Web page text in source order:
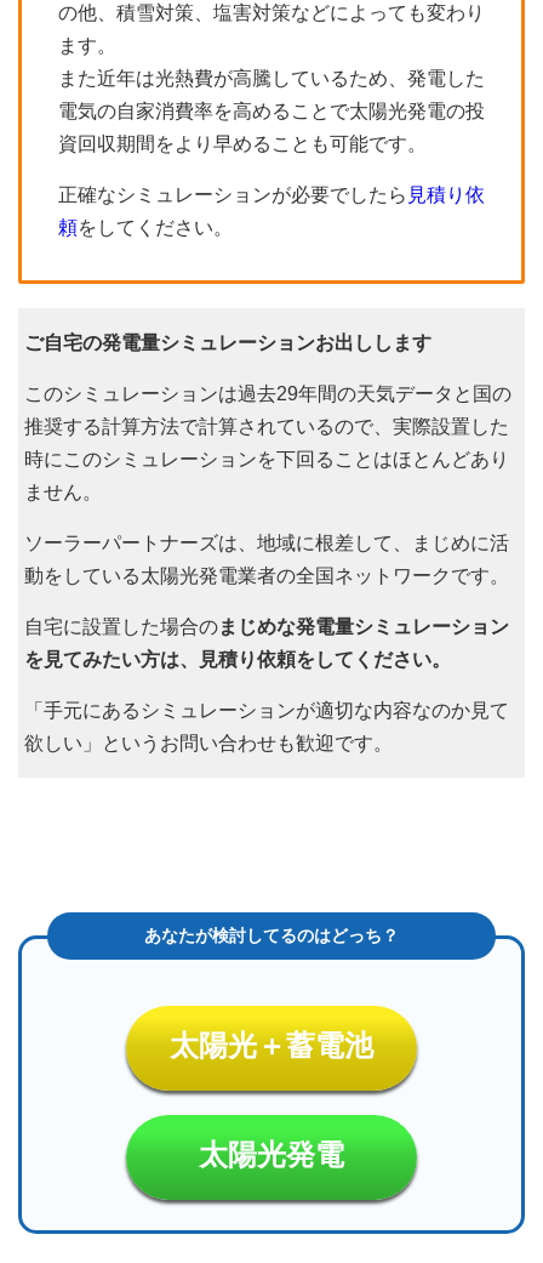
の他、積雪対策、塩害対策などによっても変わり
ます。
また近年は光熱費が高騰しているため、発電した
電気の自家消費率を高めることで太陽光発電の投
資回収期間をより早めることも可能です。
正確なシミュレーションが必要でしたら 見積り依
頼をしてください。
ご自宅の発電量シミュレーションお出しします
このシミュレーションは過去29年間の天気データと国の
推奨する計算方法で計算されているので、実際設置した
時にこのシミュレーションを下回ることはほとんどあり
ません。
ソーラーパートナーズは、地域に根差して、まじめに活
動をしている太陽光発電業者の全国ネットワークです。
自宅に設置した場合のまじめな発電量シミュレーション
を見てみたい方は、見積り依頼をしてください。
「手元にあるシミュレーションが適切な内容なのか見て
欲しい」というお問い合わせも歓迎です。
太陽光＋蓄電池
太陽光発電